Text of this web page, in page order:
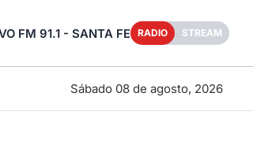
FM 91.1 - SANTA FE RADIO STREAM
Sábado 08 de agosto, 2026